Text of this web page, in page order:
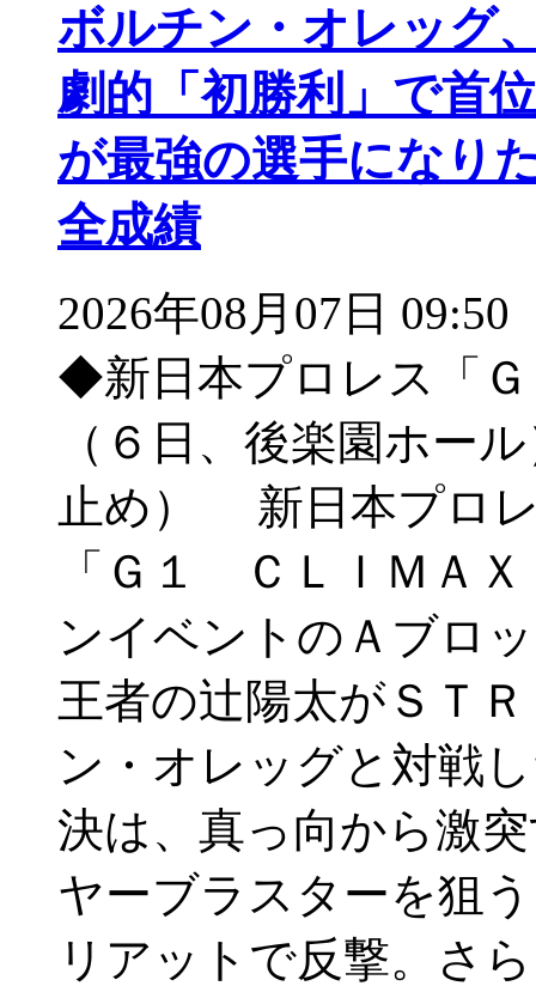
ボルチン・オレッグ
劇的「初勝利」で首
が最強の選手になり
全成績
2026年08月07日 09:50
◆新日本プロレス「
（６日、後楽園ホー
止め） 新日本プロ
「Ｇ１ ＣＬＩＭＡ
ンイベントのＡブロ
王者の辻陽太がＳＴ
ン・オレッグと対戦
決は、真っ向から激
ヤーブラスターを狙
リアットで反撃。さ